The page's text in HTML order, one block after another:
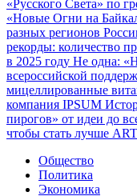
«Русского Света» по
«Новые Огни на
разных регионов
рекорды: количество
в 2025 году Не одна:
всероссийской
мицеллированные
компания IPSUM
пирогов» от идеи до
чтобы стать лучше
Общество
Политика
Экономика